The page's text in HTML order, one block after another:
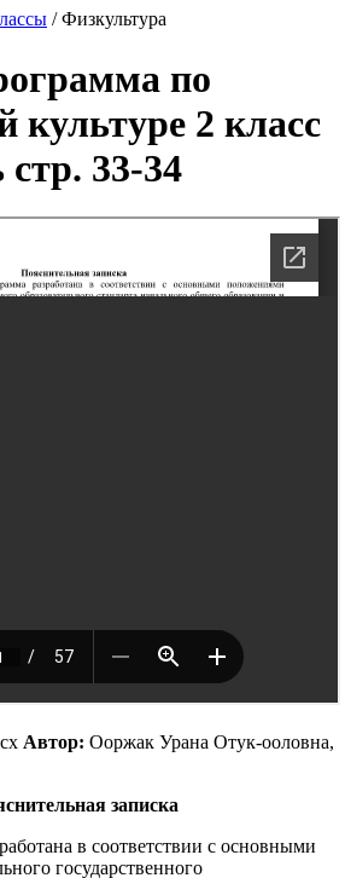
/Физкультура
по
культуре 2 класс
33-34
Автор: Ооржак Урана Отук-ооловна,
записка
в соответствии с основными
государственного